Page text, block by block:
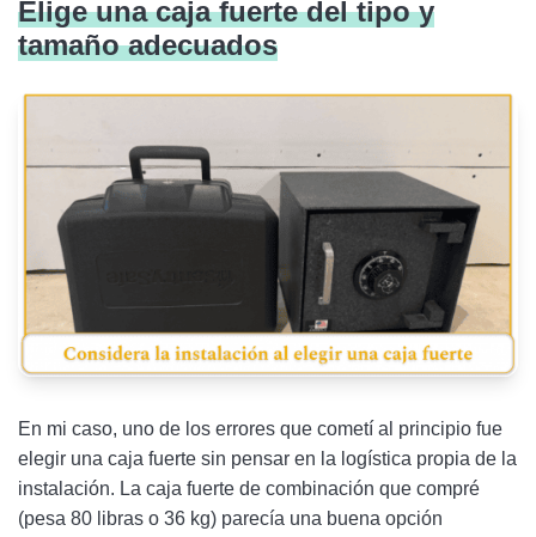
Elige una caja fuerte del tipo y
tamaño adecuados
En mi caso, uno de los errores que cometí al principio fue
elegir una caja fuerte sin pensar en la logística propia de la
instalación. La caja fuerte de combinación que compré
(pesa 80 libras o 36 kg) parecía una buena opción